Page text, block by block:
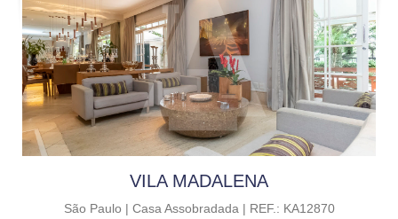
VILA MADALENA
São Paulo | Casa Assobradada | REF.: KA12870